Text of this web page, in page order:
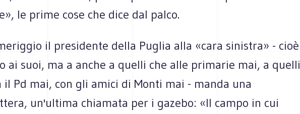
le prime cose che dice dal palco.
il presidente della Puglia alla «cara sinistra» - cioè
ai suoi, ma a anche a quelli che alle primarie mai, a quelli
il Pd mai, con gli amici di Monti mai - manda una
un'ultima chiamata per i gazebo: «Il campo in cui